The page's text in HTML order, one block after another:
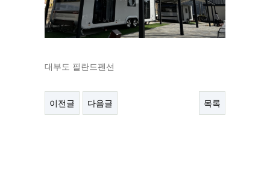
대부도 필란드펜션
이전글 다음글 목록